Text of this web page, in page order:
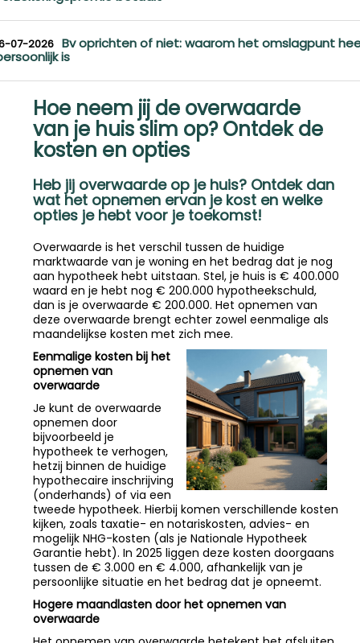
07-2026 Bv oprichten of niet: waarom het omslagpunt
is
Hoe neem jij de overwaarde
van je huis slim op? Ontdek de
kosten en opties
Heb jij overwaarde op je huis? Ontdek dan
wat het opnemen ervan je kost en welke
opties je hebt voor je toekomst!
Overwaarde is het verschil tussen de huidige
marktwaarde van je woning en het bedrag dat je nog
aan hypotheek hebt uitstaan. Stel, je huis is € 400.000
waard en je hebt nog € 200.000 hypotheekschuld,
dan is je overwaarde € 200.000. Het opnemen van
deze overwaarde brengt echter zowel eenmalige als
maandelijkse kosten met zich mee.
Eenmalige kosten bij het
opnemen van
overwaarde
Je kunt de overwaarde
opnemen door
bijvoorbeeld je
hypotheek te verhogen,
hetzij binnen de huidige
hypothecaire inschrijving
(onderhands) of via een
tweede hypotheek. Hierbij komen verschillende kosten
kijken, zoals taxatie- en notariskosten, advies- en
mogelijk NHG-kosten (als je Nationale Hypotheek
Garantie hebt). In 2025 liggen deze kosten doorgaans
tussen de € 3.000 en € 4.000, afhankelijk van je
persoonlijke situatie en het bedrag dat je opneemt.
Hogere maandlasten door het opnemen van
overwaarde